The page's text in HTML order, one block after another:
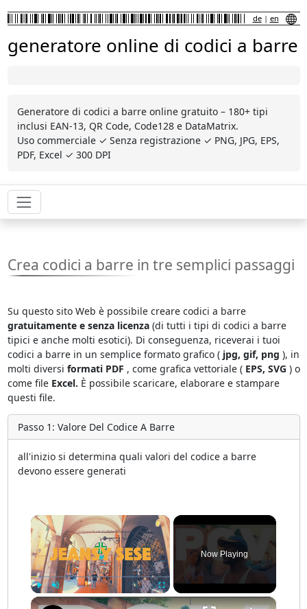
de| en
generatore online di codici a barre
Generatore di codici a barre online gratuito – 180+ tipi
inclusi EAN-13, QR Code, Code128 e DataMatrix.
Uso commerciale ✓ Senza registrazione ✓ PNG, JPG, EPS,
PDF, Excel ✓ 300 DPI
Crea codici a barre in tre semplici passaggi
Su questo sito Web è possibile creare codici a barre
gratuitamente e senza licenza(di tutti i tipi di codici a barre
tipici e anche molti esotici). Di conseguenza, riceverai i tuoi
codici a barre in un semplice formato grafico ( jpg, gif, png ), in
molti diversi formati PDF , come grafica vettoriale ( EPS, SVG ) o
come file Excel. È possibile scaricare, elaborare e stampare
questi file.
Passo 1: Valore Del Codice A Barre
all'inizio si determina quali valori del codice a barre
devono essere generati
×
Unmute Fullscreen
Now Playing
×